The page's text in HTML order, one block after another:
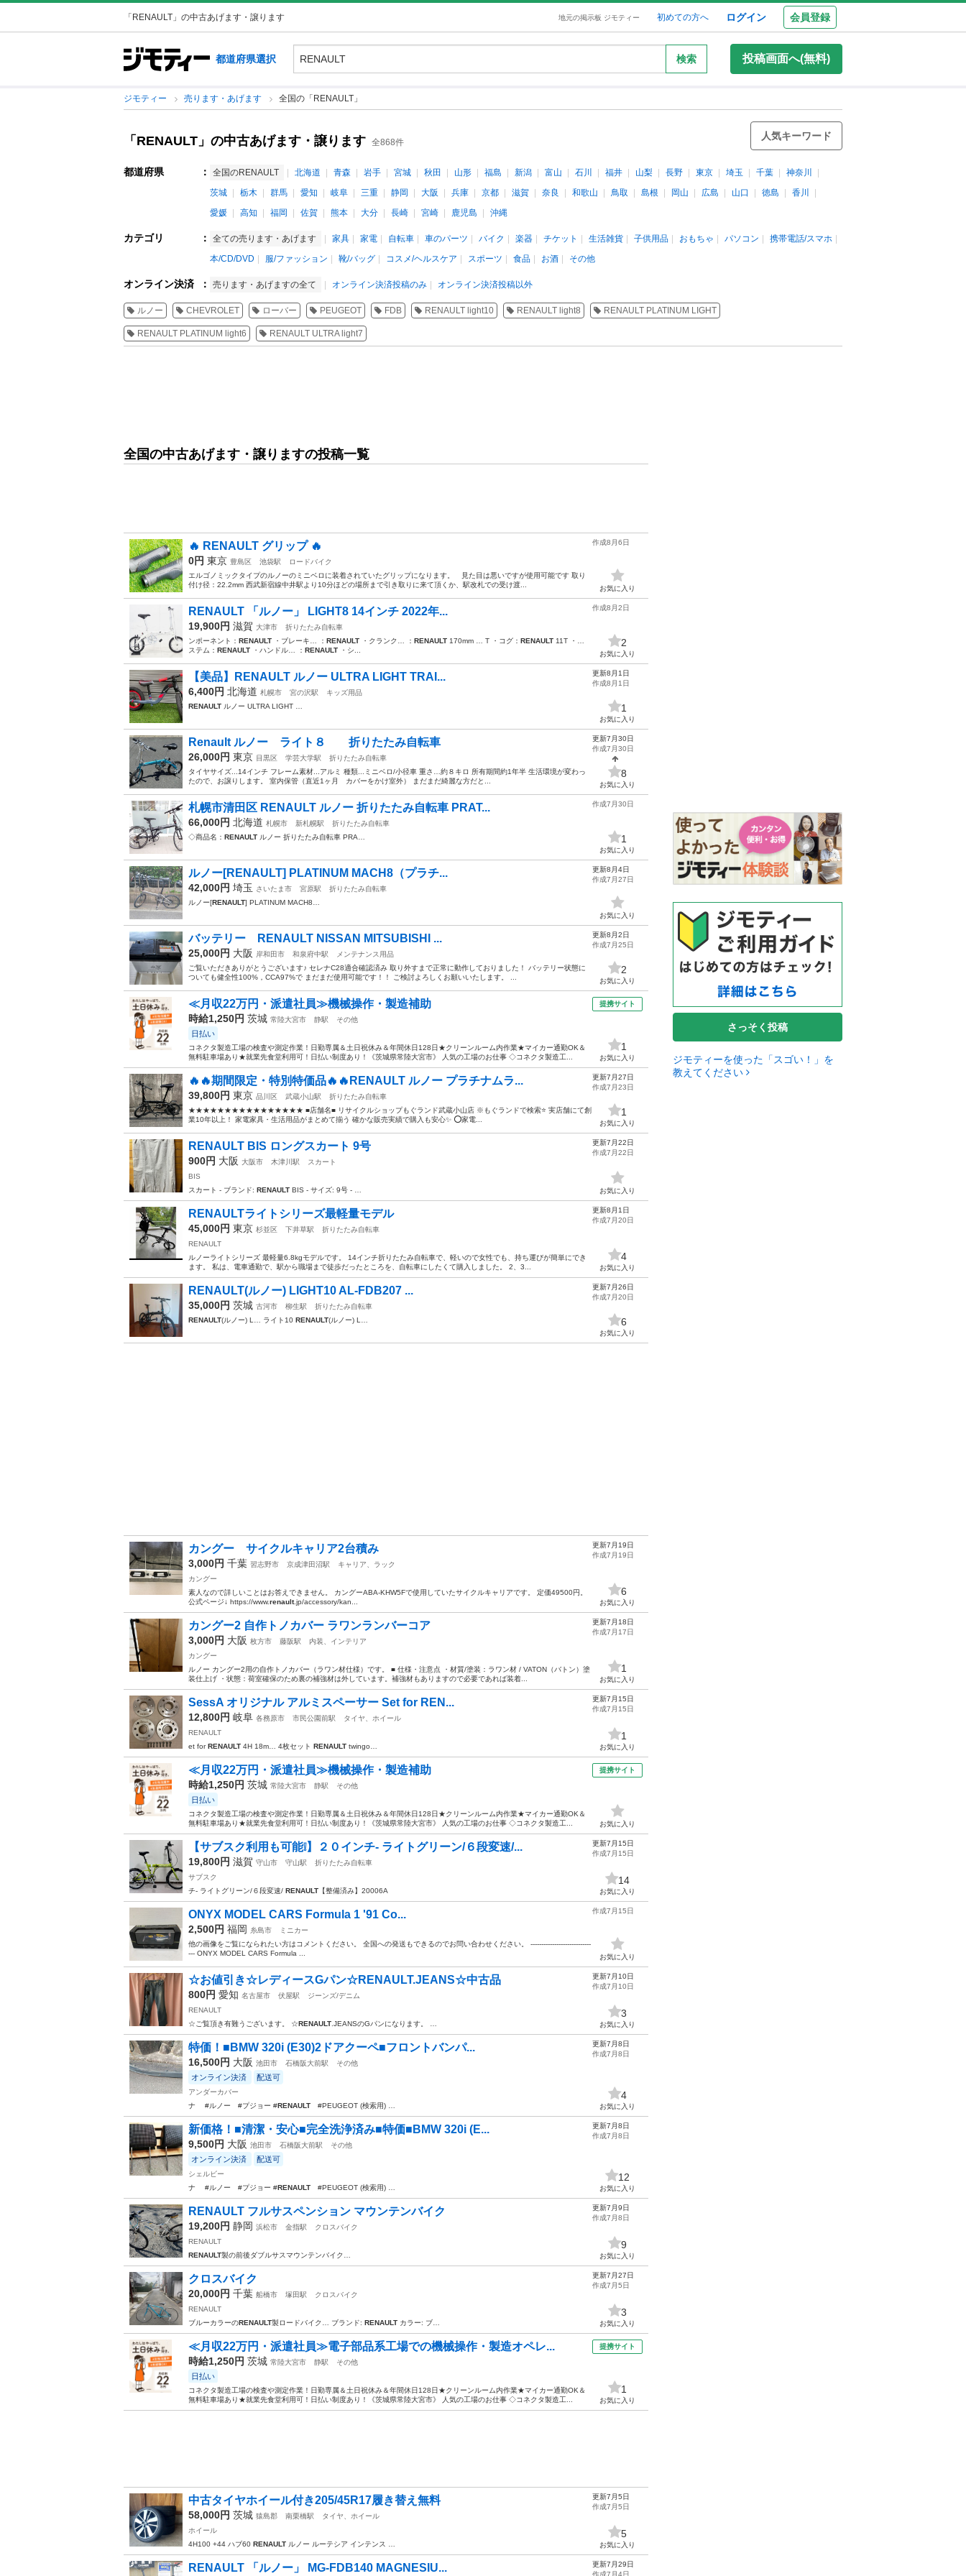
「RENAULT」の中古あげます・譲ります 地元の掲示板 ジモティー 初めての方へ ログイン 会員登録
都道府県選択 検索 投稿画面へ(無料)
ジモティー 売ります・あげます 全国の「RENAULT」
「RENAULT」の中古あげます・譲ります 全868件
人気キーワード
都道府県 ： 全国のRENAULT 北海道 青森 岩手 宮城 秋田 山形 福島 新潟 富山 石川 福井 山梨 長野 東京 埼玉 千葉
神奈川
茨城
栃木 群馬 愛知 岐阜 三重 静岡 大阪 兵庫 京都 滋賀 奈良 和歌山 鳥取 島根 岡山 広島 山口 徳島
香川
愛媛
高知 福岡 佐賀 熊本 大分 長崎 宮崎 鹿児島 沖縄
カテゴリ ： 全ての売ります・あげます 家具 家電 自転車 車のパーツ バイク 楽器 チケット 生活雑貨 子供用品 おもちゃ パソコン
携帯電話/スマホ
本/CD/DVD
服/ファッション 靴/バッグ コスメ/ヘルスケア スポーツ 食品 お酒 その他
オンライン決済 ： 売ります・あげますの全て オンライン決済投稿のみ オンライン決済投稿以外
ルノー CHEVROLET ローバー PEUGEOT FDB RENAULT light10 RENAULT light8 RENAULT PLATINUM LIGHT
RENAULT PLATINUM light6 RENAULT ULTRA light7
全国の中古あげます・譲りますの投稿一覧
🔥 RENAULT グリップ 🔥
0円 東京 豊島区 池袋駅
ロードバイク
エルゴノミックタイプのルノーのミニベロに装着されていたグリップになります。 見た目は悪いですが使用可能です 取り
付け径：22.2mm 西武新宿線中井駅より10分ほどの場所まで引き取りに来て頂くか、駅改札での受け渡...
作成8月6日
お気に入り
RENAULT 「ルノー」 LIGHT8 14インチ 2022年...
19,900円 滋賀 大津市
折りたたみ自転車
ンポーネント： RENAULT ・ブレーキ… ： RENAULT ・クランク… ： RENAULT 170mm … T ・コグ： RENAULT 11T ・…
ステム： RENAULT ・ハンドル… ： RENAULT ・シ...
作成8月2日
2
お気に入り
【美品】RENAULT ルノー ULTRA LIGHT TRAI...
6,400円 北海道 札幌市 宮の沢駅
キッズ用品
RENAULT ルノー ULTRA LIGHT …
更新8月1日
作成8月1日
1
お気に入り
Renault ルノー ライト８ 折りたたみ自転車
26,000円 東京 目黒区 学芸大学駅
折りたたみ自転車
タイヤサイズ...14インチ フレーム素材...アルミ 種類...ミニベロ/小径車 重さ…約８キロ 所有期間約1年半 生活環境が変わっ
たので、お譲りします。 室内保管（直近1ヶ月 カバーをかけ室外） まだまだ綺麗な方だと...
更新7月30日
作成7月30日
8
お気に入り
札幌市清田区 RENAULT ルノー 折りたたみ自転車 PRAT...
66,000円 北海道 札幌市 新札幌駅
折りたたみ自転車
◇商品名： RENAULT ルノー 折りたたみ自転車 PRA…
作成7月30日
1
お気に入り
ルノー[RENAULT] PLATINUM MACH8（プラチ...
42,000円 埼玉 さいたま市 宮原駅
折りたたみ自転車
ルノー[RENAULT] PLATINUM MACH8…
更新8月4日
作成7月27日
お気に入り
バッテリー RENAULT NISSAN MITSUBISHI ...
25,000円 大阪 岸和田市 和泉府中駅
メンテナンス用品
ご覧いただきありがとうございます♪ セレナC28適合確認済み 取り外すまで正常に動作しておりました！ バッテリー状態に
ついても健全性100%，CCA97%で まだまだ使用可能です！！ ご検討よろしくお願いいたします。 ...
更新8月2日
作成7月25日
2
お気に入り
≪月収22万円・派遣社員≫機械操作・製造補助
時給1,250円 茨城 常陸大宮市 静駅 その他
日払い
コネクタ製造工場の検査や測定作業！日勤専属＆土日祝休み＆年間休日128日★クリーンルーム内作業★マイカー通勤OK＆
無料駐車場あり★就業先食堂利用可！日払い制度あり！《茨城県常陸大宮市》 人気の工場のお仕事 ◇コネクタ製造工...
提携サイト
1
お気に入り
🔥🔥期間限定・特別特価品🔥🔥RENAULT ルノー プラチナムラ...
39,800円 東京 品川区 武蔵小山駅
折りたたみ自転車
★★★★★★★★★★★★★★★★ ■店舗名■ リサイクルショップもぐランド武蔵小山店 ※もぐランドで検索⭐ 実店舗にて創
業10年以上！ 家電家具・生活用品がまとめて揃う 確かな販売実績で購入も安心✨ ⭕家電...
更新7月27日
作成7月23日
1
お気に入り
RENAULT BIS ロングスカート 9号
900円 大阪 大阪市 木津川駅
スカート
BIS
スカート - ブランド: RENAULT BIS - サイズ: 9号 - …
更新7月22日
作成7月22日
お気に入り
RENAULTライトシリーズ最軽量モデル
45,000円 東京 杉並区 下井草駅
折りたたみ自転車
RENAULT
ルノーライトシリーズ 最軽量6.8kgモデルです。 14インチ折りたたみ自転車で、軽いので女性でも、持ち運びが簡単にでき
ます。 私は、電車通勤で、駅から職場まで徒歩だったところを、自転車にしたくて購入しました。 2、3...
更新8月1日
作成7月20日
4
お気に入り
RENAULT(ルノー) LIGHT10 AL-FDB207 ...
35,000円 茨城 古河市 柳生駅
折りたたみ自転車
RENAULT(ルノー) L… ライト10 RENAULT(ルノー) L…
更新7月26日
作成7月20日
6
お気に入り
カングー サイクルキャリア2台積み
3,000円 千葉 習志野市 京成津田沼駅
キャリア、ラック
カングー
素人なので詳しいことはお答えできません。 カングーABA-KHW5Fで使用していたサイクルキャリアです。 定価49500円。
公式ページ↓ https://www.renault.jp/accessory/kan...
更新7月19日
作成7月19日
6
お気に入り
カングー2 自作トノカバー ラワンランバーコア
3,000円 大阪 枚方市 藤阪駅
内装、インテリア
カングー
ルノー カングー2用の自作トノカバー（ラワン材仕様）です。 ■ 仕様・注意点 ・材質/塗装：ラワン材 / VATON（バトン）塗
装仕上げ ・状態：荷室確保のため裏の補強材は外しています。補強材もありますので必要であれば装着...
更新7月18日
作成7月17日
1
お気に入り
SessA オリジナル アルミスペーサー Set for REN...
12,800円 岐阜 各務原市 市民公園前駅
タイヤ、ホイール
RENAULT
et forRENAULT 4H 18m… 4枚セット RENAULT twingo…
更新7月15日
作成7月15日
1
お気に入り
≪月収22万円・派遣社員≫機械操作・製造補助
時給1,250円 茨城 常陸大宮市 静駅 その他
日払い
コネクタ製造工場の検査や測定作業！日勤専属＆土日祝休み＆年間休日128日★クリーンルーム内作業★マイカー通勤OK＆
無料駐車場あり★就業先食堂利用可！日払い制度あり！《茨城県常陸大宮市》 人気の工場のお仕事 ◇コネクタ製造工...
提携サイト
お気に入り
【サブスク利用も可能❕】２０インチ- ライトグリーン/６段変速/...
19,800円 滋賀 守山市 守山駅
折りたたみ自転車
サブスク
チ- ライトグリーン/６段変速/ RENAULT 【整備済み】20006A
更新7月15日
作成7月15日
14
お気に入り
ONYX MODEL CARS Formula 1 '91 Co...
2,500円 福岡 糸島市
ミニカー
他の画像をご覧になられたい方はコメントください。 全国への発送もできるのでお問い合わせください。 ----------------------------
--- ONYX MODEL CARS Formula ...
作成7月15日
お気に入り
☆お値引き☆レディースGパン☆RENAULT.JEANS☆中古品
800円 愛知 名古屋市 伏屋駅
ジーンズ/デニム
RENAULT
☆ご覧頂き有難うございます。 ☆RENAULT .JEANSのGパンになります。 …
更新7月10日
作成7月10日
3
お気に入り
特価！■BMW 320i (E30)2ドアクーペ■フロントバンパ...
16,500円 大阪 池田市 石橋阪大前駅 その他
オンライン決済 配送可
アンダーカバー
ナ #ルノー #プジョー #RENAULT #PEUGEOT (検索用) …
更新7月8日
作成7月8日
4
お気に入り
新価格！■清潔・安心■完全洗浄済み■特価■BMW 320i (E...
9,500円 大阪 池田市 石橋阪大前駅 その他
オンライン決済 配送可
シェルビー
ナ #ルノー #プジョー #RENAULT #PEUGEOT (検索用) …
更新7月8日
作成7月8日
12
お気に入り
RENAULT フルサスペンション マウンテンバイク
19,200円 静岡 浜松市 金指駅
クロスバイク
RENAULT
RENAULT製の前後ダブルサスマウンテンバイク…
更新7月9日
作成7月8日
9
お気に入り
クロスバイク
20,000円 千葉 船橋市 塚田駅
クロスバイク
RENAULT
ブルーカラーのRENAULT製ロードバイク… ブランド: RENAULT カラー: ブ…
更新7月27日
作成7月5日
3
お気に入り
≪月収22万円・派遣社員≫電子部品系工場での機械操作・製造オペレ...
時給1,250円 茨城 常陸大宮市 静駅 その他
日払い
コネクタ製造工場の検査や測定作業！日勤専属＆土日祝休み＆年間休日128日★クリーンルーム内作業★マイカー通勤OK＆
無料駐車場あり★就業先食堂利用可！日払い制度あり！《茨城県常陸大宮市》 人気の工場のお仕事 ◇コネクタ製造工...
提携サイト
1
お気に入り
中古タイヤホイール付き205/45R17履き替え無料
58,000円 茨城 猿島郡 南栗橋駅
タイヤ、ホイール
ホイール
4H100 +44 ハブ60 RENAULT ルノー ルーテシア インテンス …
更新7月5日
作成7月5日
5
お気に入り
RENAULT 「ルノー」 MG-FDB140 MAGNESIU...
更新7月29日
作成7月4日
さっそく投稿
ジモティーを使った「スゴい！」を
教えてください